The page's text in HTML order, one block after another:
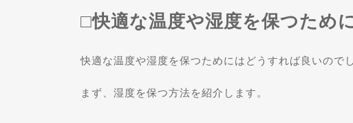
□快適な温度や湿度を保つため
快適な温度や湿度を保つためにはどうすれば良いので
まず、湿度を保つ方法を紹介します。